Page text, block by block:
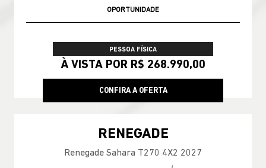
OPORTUNIDADE
PESSOA FÍSICA
À VISTA POR R$ 268.990,00
CONFIRA A OFERTA
RENEGADE
Renegade Sahara T270 4X2 2027